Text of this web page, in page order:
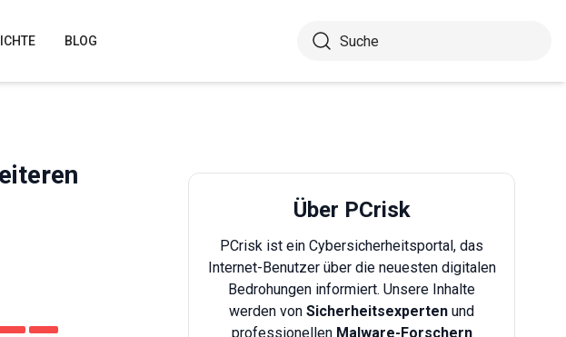
BLOG
Über PCrisk
PCrisk ist ein Cybersicherheitsportal, das
Internet-Benutzer über die neuesten digitalen
Bedrohungen informiert. Unsere Inhalte
werden von Sicherheitsexperten und
professionellen Malware-Forschern